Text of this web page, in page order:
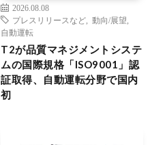
2026.08.08
プレスリリースなど
動向/展望
自動運転
T2が品質マネジメントシステ
ムの国際規格「ISO9001」認
証取得、自動運転分野で国内
初